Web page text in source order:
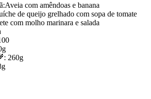
Aveia com amêndoas e banana
de queijo grelhado com sopa de tomate
com molho marinara e salada
260g